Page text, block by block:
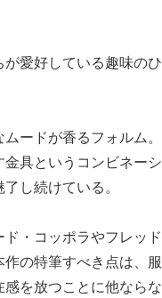
愛好している趣味の
ードが香るフォルム
具というコンビネー
し続けている。
・コッポラやフレッ
の特筆すべき点は、
を放つことに他ならな